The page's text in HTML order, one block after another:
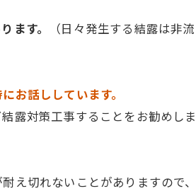
ます。
（日々発生する結露は非
お話ししています。
露対策工事することをお勧めしま
え切れないことがありますので